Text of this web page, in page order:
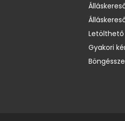
Gyakori